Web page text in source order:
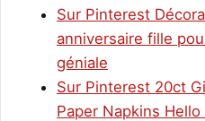
Sur Pinterest
anniversaire fille
géniale
Sur Pinterest 20ct
Paper Napkins